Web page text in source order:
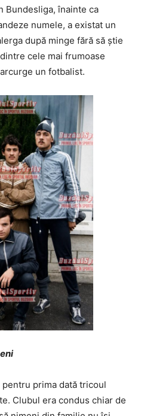
Bundesliga, înainte ca
numele, a existat un
după minge fără să știe
cele mai frumoase
un fotbalist.
prima dată tricoul
Clubul era condus chiar de